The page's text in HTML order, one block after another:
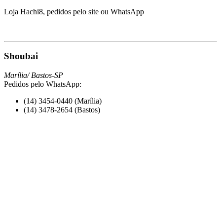
Loja Hachi8, pedidos pelo site ou WhatsApp
Shoubai
Marília/ Bastos-SP
Pedidos pelo WhatsApp:
(14) 3454-0440 (Marília)
(14) 3478-2654 (Bastos)